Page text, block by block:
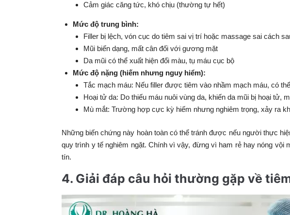
Cảm giác căng tức, khó chịu (thường tự hết)
Mức độ trung bình:
Filler bị lệch, vón cục do tiêm sai vị trí hoặc massage sai cách
Mũi biến dạng, mất cân đối với gương mặt
Da mũi có thể xuất hiện đổi màu, tụ máu cục bộ
Mức độ nặng (hiếm nhưng nguy hiểm):
Tắc mạch máu: Nếu filler được tiêm vào nhầm mạch máu, có
Hoại tử da: Do thiếu máu nuôi vùng da, khiến da mũi bị hoại tử,
Mù mắt: Trường hợp cực kỳ hiếm nhưng nghiêm trọng, xảy ra
Những biến chứng này hoàn toàn có thể tránh được nếu người thực
quy trình y tế nghiêm ngặt. Chính vì vậy, đừng vì ham rẻ hay nóng
tín.
4. Giải đáp câu hỏi thường gặp về